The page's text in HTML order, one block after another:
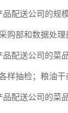
品配送公司的规
购部和数据处
品配送公司的菜
样抽检；粮油
品配送公司的菜